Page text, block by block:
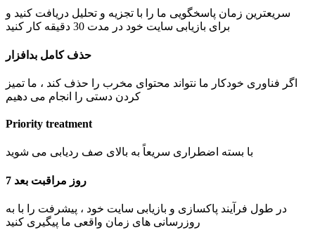
سریعترین زمان پاسخگویی ما را با تجزیه و تحلیل دریافت کنید و
برای بازیابی سایت خود در مدت 30 دقیقه کار کنید
حذف کامل بدافزار
اگر فناوری خودکار ما نتواند محتوای مخرب را حذف کند ، ما تمیز
کردن دستی را انجام می دهیم
Priority treatment
با بسته اضطراری سریعاً به بالای صف ردیابی می شوید
7 روز مراقبت بعد
در طول فرآیند پاکسازی و بازیابی سایت خود ، پیشرفت را با به
روزرسانی های زمان واقعی ما پیگیری کنید